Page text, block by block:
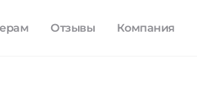
Отзывы Компания